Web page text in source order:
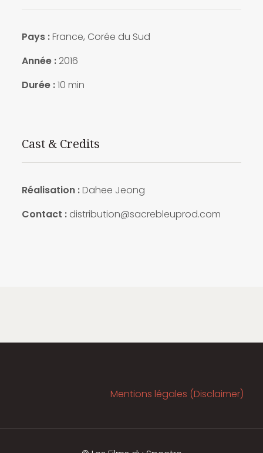
Pays :France, Corée du Sud
Année : 2016
Durée :10 min
Cast & Credits
Réalisation :Dahee Jeong
Contact :distribution@sacrebleuprod.com
Mentions légales (Disclaimer)